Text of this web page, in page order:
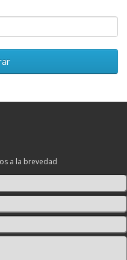
a la brevedad